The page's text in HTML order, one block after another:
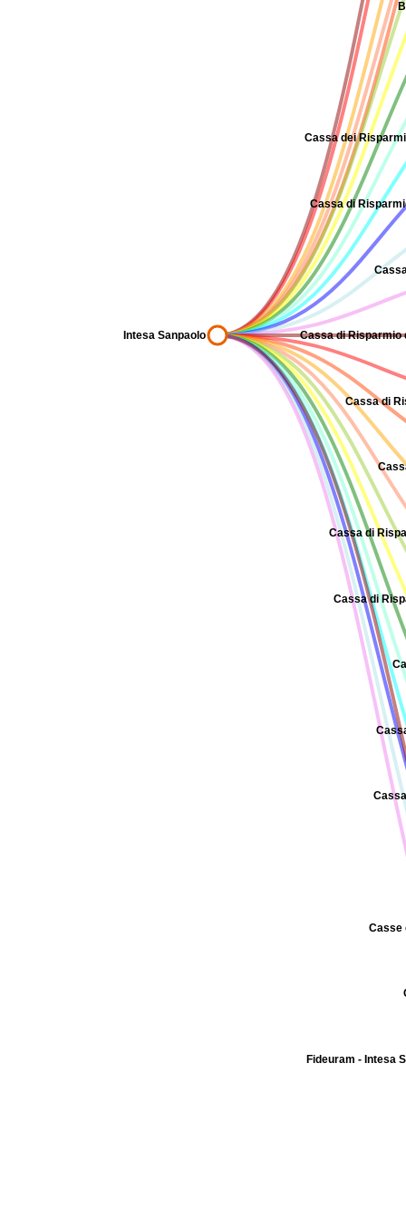
Fideuram - Intesa
Casse
Cassa di
Cassa di
Cassa di
Cassa di Risparmio
Cassa di
Cassa dei
Intesa Sanpaolo